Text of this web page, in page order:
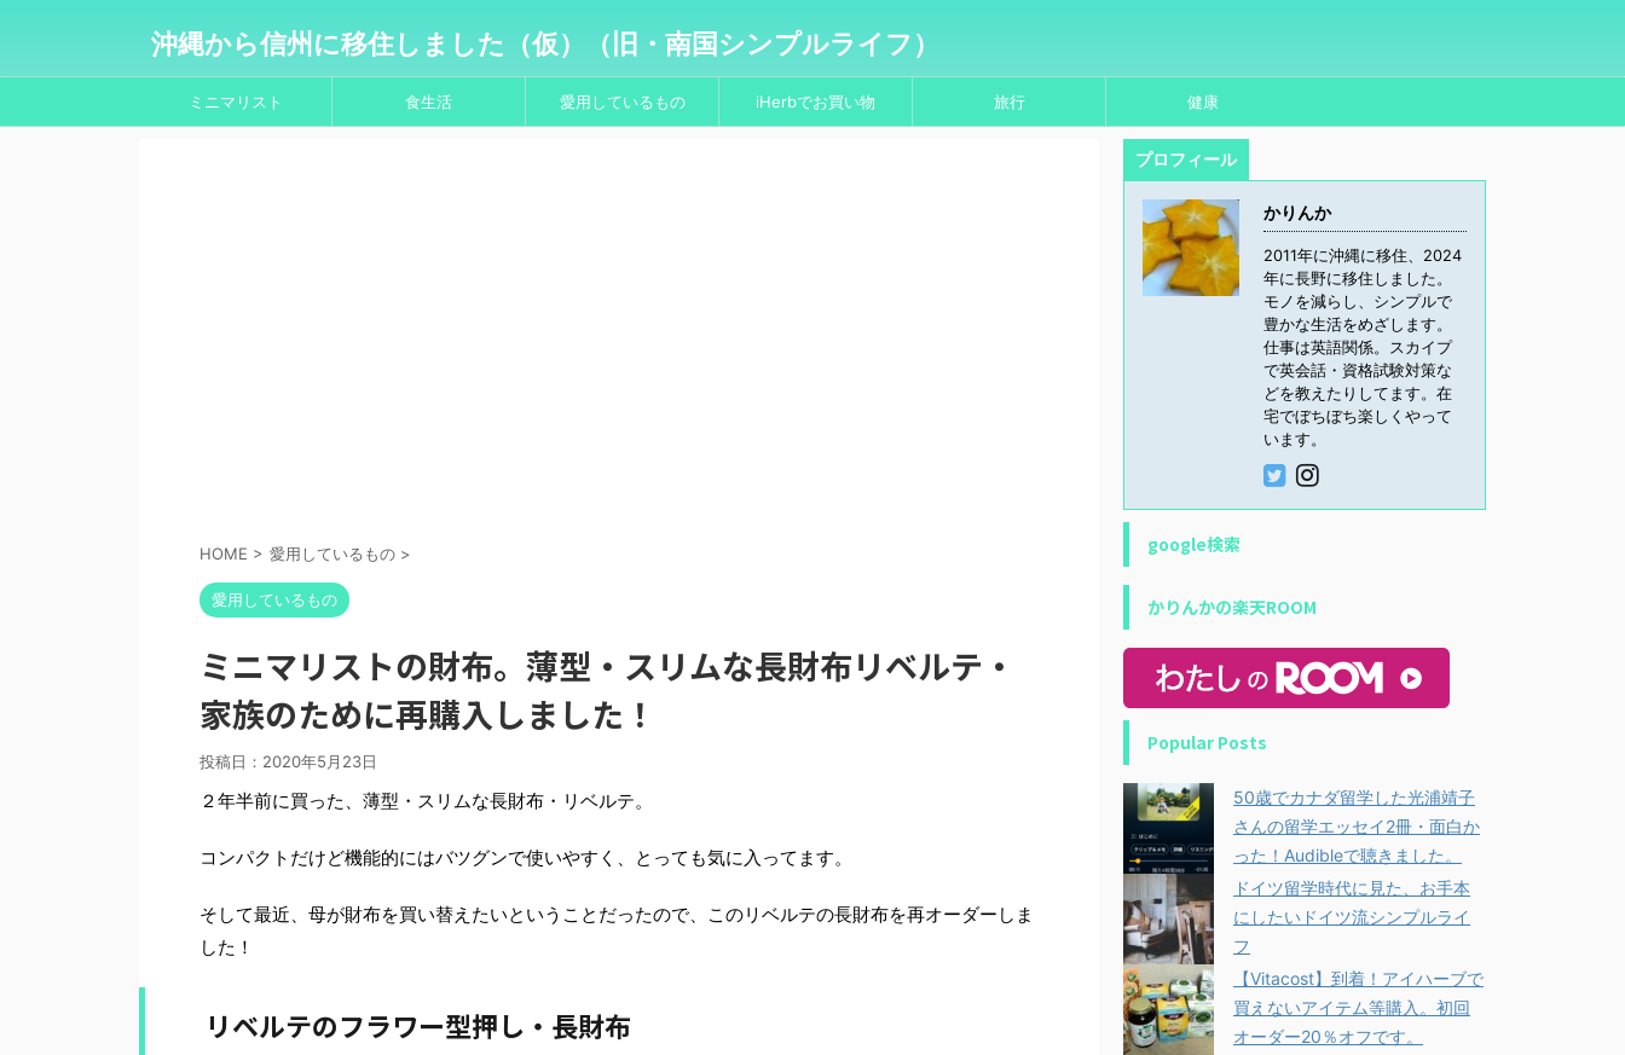
沖縄から信州に移住しました（仮）（旧・南国シンプルライフ）
ミニマリスト 食生活 愛用しているもの iHerbでお買い物 旅行 健康
HOME > 愛用しているもの >
愛用しているもの
ミニマリストの財布。薄型・スリムな長財布リベルテ・
家族のために再購入しました！
投稿日： 2020年5月23日
２年半前に買った、薄型・スリムな長財布・リベルテ。
コンパクトだけど機能的にはバツグンで使いやすく、とっても気に入ってます。
そして最近、母が財布を買い替えたいということだったので、このリベルテの長財布を再オーダーしま
した！
リベルテのフラワー型押し・長財布
プロフィール
かりんか
2011年に沖縄に移住、2024
年に長野に移住しました。
モノを減らし、シンプルで
豊かな生活をめざします。
仕事は英語関係。スカイプ
で英会話・資格試験対策な
どを教えたりしてます。在
宅でぼちぼち楽しくやって
います。
google検索
かりんかの楽天ROOM
Popular Posts
50歳でカナダ留学した光浦靖子
さんの留学エッセイ2冊・面白か
った！Audibleで聴きました。
ドイツ留学時代に見た、お手本
にしたいドイツ流シンプルライ
フ
【Vitacost】到着！アイハーブで
買えないアイテム等購入。初回
オーダー20％オフです。